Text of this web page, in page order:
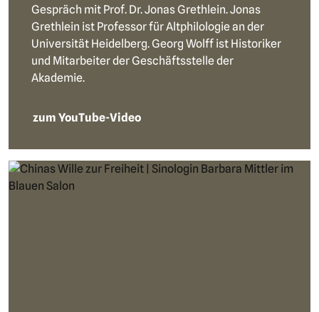
Gespräch mit Prof. Dr. Jonas Grethlein. Jonas
Grethlein ist Professor für Altphilologie an der
Universität Heidelberg. Georg Wolff ist Historiker
und Mitarbeiter der Geschäftsstelle der
Akademie.
zum YouTube-Video